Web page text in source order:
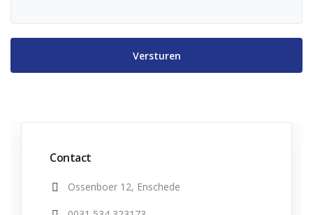
Contact
Ossenboer 12, Enschede